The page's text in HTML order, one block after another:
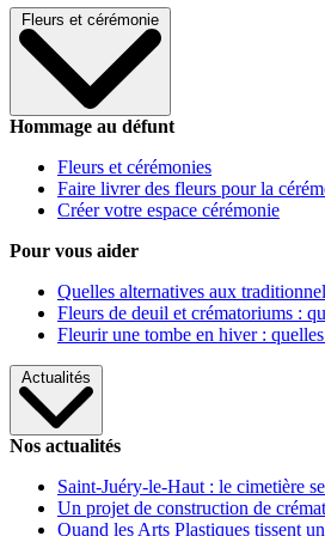
Fleurs et cérémonie
Hommage au défunt
Fleurs et cérémonies
Faire livrer des fleurs pour la
Créer votre espace cérémonie
Pour vous aider
Quelles alternatives aux
Fleurs de deuil et crématoriums :
Fleurir une tombe en hiver :
Actualités
Nos actualités
Saint-Juéry-le-Haut : le cimetière
Un projet de construction de
Quand les Arts Plastiques tissent